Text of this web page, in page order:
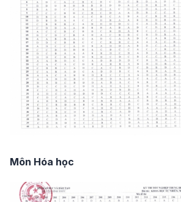
Môn Hóa học